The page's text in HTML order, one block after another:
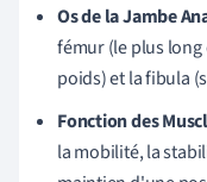
Os de la Jambe
fémur (le plus
poids) et la fibula
Fonction des
la mobilité, la